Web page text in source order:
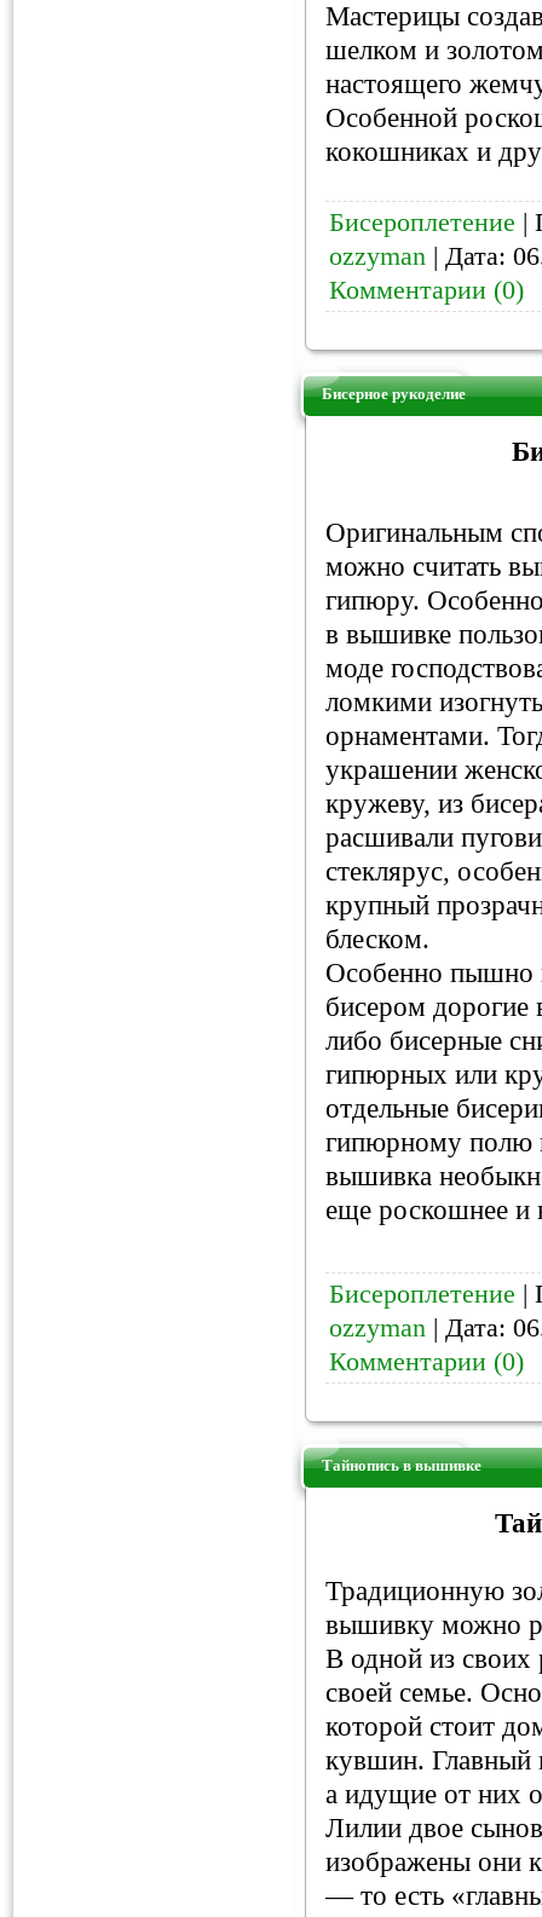
Мастерицы
шелком и
настоящего
Особенной
кокошниках и
Бисероплетение |
ozzyman | Дата:
Комментарии (0)
Бисерное рукоделие
Оригинальным
можно считать
гипюру.
в вышивке
моде
ломкими
орнаментами.
украшении
кружеву, из
расшивали
стеклярус,
крупный
блеском.
Особенно пышно
бисером дорогие
либо бисерные
гипюрных или
отдельные
гипюрному полю
вышивка
еще роскошнее и
Бисероплетение |
ozzyman | Дата:
Комментарии (0)
Тайнопись в вышивке
Традиционную
вышивку можно
В одной из своих
своей семье.
которой стоит
кувшин.
а идущие от них
Лилии двое
изображены они
— то есть